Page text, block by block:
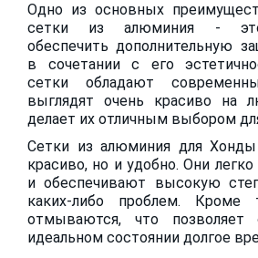
Одно из основных
сетки из алюминия -
обеспечить дополнительную
в сочетании с его
сетки обладают
выглядят очень красиво на
делает их отличным выбором
Сетки из алюминия для
красиво, но и удобно. Они
и обеспечивают высокую
каких-либо проблем. Кроме
отмываются, что позволяет
идеальном состоянии долгое